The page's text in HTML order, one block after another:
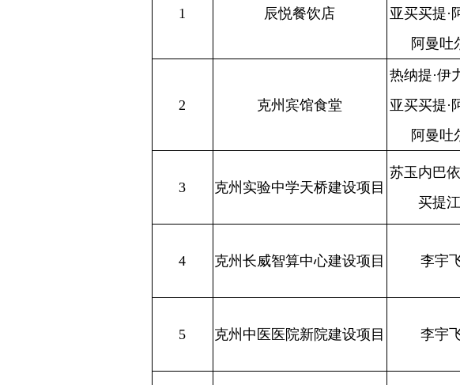
买提江·阿不力孜
克州长威智算中心建设项目 李宇飞、杨再强
李宇飞、杨再强
6 阿图什市第八中学 依斯拉木江、阿地力江
项目 买提江·阿不力孜